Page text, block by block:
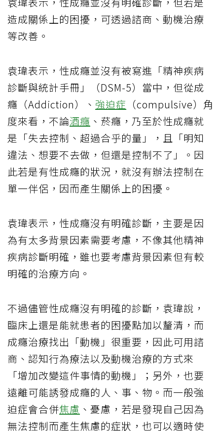
造成關係上的困擾，可透過諮商、動機治療
等改善。
袁瑋表示，性成癮並沒有被寫進「精神疾病
診斷與統計手冊」（DSM-5）當中，但從成
癮（Addiction）、 強迫症 （compulsive）角
度來看，不論酒癮 、菸癮，乃至於性成癮就
是「失去控制、超過合乎的量」，且「明知
違法、想要不去做，但還是控制不了」。因
此若是有性成癮的狀況，就沒有辦法控制在
單一伴侶，因而產生關係上的困擾。
袁瑋表示，性成癮沒有明確診斷，主要是因
為有太多背景因素需要考慮，不像其他精神
疾病診斷明確，雖也要考慮背景因素但有較
明確的治療方向。
不過儘管性成癮沒有明確的診斷，袁瑋說，
臨床上還是能就患者的困擾點加以釐清，而
成癮治療找出「動機」很重要，因此可用諮
商、認知行為療法以及動機治療的方式來
「增加改變這件事情的動機」；另外，也要
遠離可能誘發成癮的人、事、物。而一般強
迫症會合併焦慮 、憂慮，若是發現自己因為
無法控制而產生焦慮的症狀，也可以適時使